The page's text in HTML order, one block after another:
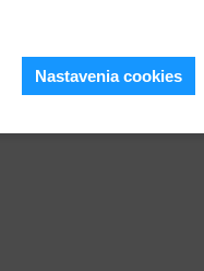
Nastavenia cookies